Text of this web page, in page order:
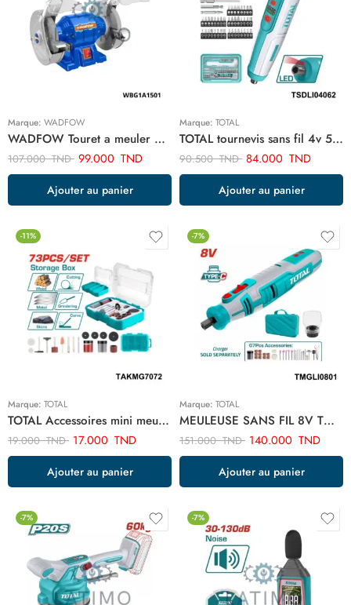
Marque: WADFOW
WADFOW Touret a meuler 200w 150mm WBG1A1501
107.000TND 99.000 TND
Ajouter au panier
Marque: TOTAL
TOTAL tournevis sans fil 4v 5NM TSDLI04062
90.500TND 84.000 TND
Ajouter au panier
-11%
Marque: TOTAL
TOTAL Accessoires mini meuleuse m-f 73 pcs TAKMG7072
19.000TND 17.000 TND
Ajouter au panier
-7%
Marque: TOTAL
MEULEUSE SANS FIL 8V TMGLI0801
151.000TND 140.000 TND
Ajouter au panier
-7% -7%